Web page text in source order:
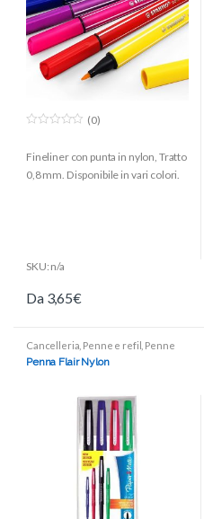
u
o
(0)
Fineliner con punta in nylon, Tratto
0,8 mm. Disponibile in vari colori.
SKU: n/a
Da 3,65€
Cancelleria Penne e refil Penne
punta in fibra
Penna Flair Nylon